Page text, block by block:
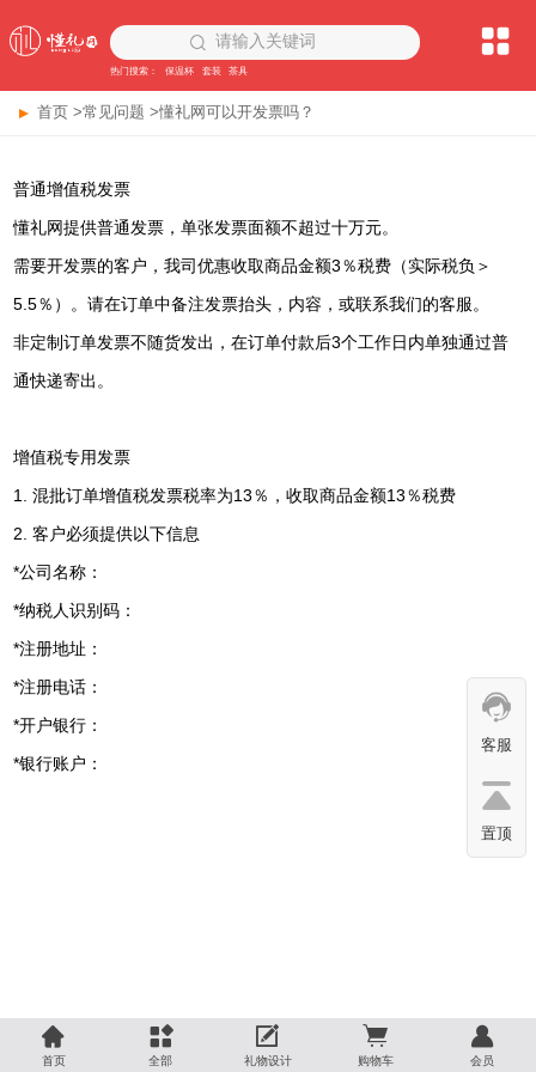
请输入关键词
热门搜索： 保温杯 套装 茶具
首页 >常见问题 >懂礼网可以开发票吗？
普通增值税发票
懂礼网提供普通发票，单张发票面额不超过十万元。
需要开发票的客户，我司优惠收取商品金额3％税费（实际税负＞
5.5％）。请在订单中备注发票抬头，内容，或联系我们的客服。
非定制订单发票不随货发出，在订单付款后3个工作日内单独通过普
通快递寄出。
增值税专用发票
1. 混批订单增值税发票税率为13％，收取商品金额13％税费
2. 客户必须提供以下信息
*公司名称：
*纳税人识别码：
*注册地址：
*注册电话：
*开户银行：
*银行账户：

首页

全部

礼物设计

购物车

会员
客服
置顶